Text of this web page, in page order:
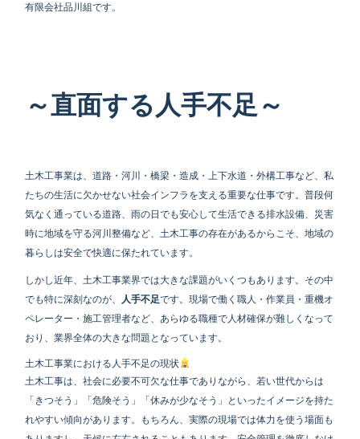
有限会社品川組です。
～直面する人手不足～
土木工事業は、道路・河川・橋梁・造成・上下水道・外構工事など、私
たちの生活に欠かせない社会インフラを支える重要な仕事です。普段何
気なく通っている道路、雨の日でも安心して生活できる排水設備、災害
時に地域を守る河川整備など、土木工事の存在があるからこそ、地域の
暮らしは安全で快適に保たれています。
しかし近年、土木工事業界では大きな課題がいくつもあります。その中
でも特に深刻なのが、
人手不足です。現場で働く職人・作業員・重機オ
ペレーター・施工管理者など、あらゆる職種で人材確保が難しくなって
おり、業界全体の大きな問題となっています。
土木工事業における人手不足の現状
土木工事は、社会に必要不可欠な仕事でありながら、若い世代からは
「きつそう」「危険そう」「休みが少なそう」といったイメージを持た
れやすい傾向があります。もちろん、実際の現場では体力を使う場面も